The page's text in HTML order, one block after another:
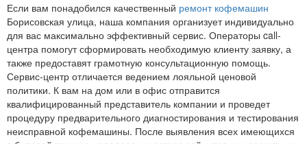
Если вам понадобился качественный ремонт кофемашин
Борисовская улица, наша компания организует индивидуально
для вас максимально эффективный сервис. Операторы call-
центра помогут сформировать необходимую клиенту заявку, а
также предоставят грамотную консультационную помощь.
Сервис-центр отличается ведением лояльной ценовой
политики. К вам на дом или в офис отправится
квалифицированный представитель компании и проведет
процедуру предварительного диагностирования и тестирования
неисправной кофемашины. После выявления всех имеющихся